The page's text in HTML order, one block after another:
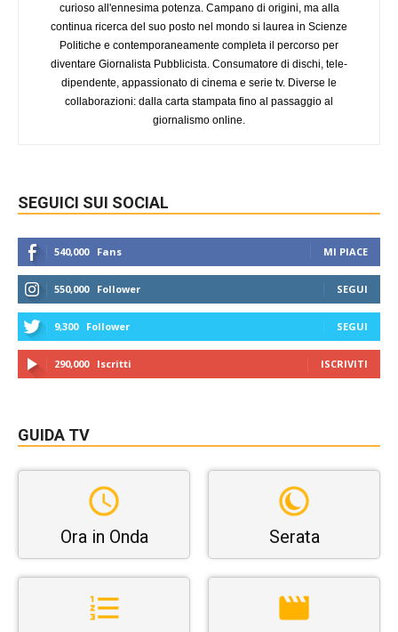
curioso all'ennesima potenza. Campano di origini, ma alla
continua ricerca del suo posto nel mondo si laurea in Scienze
Politiche e contemporaneamente completa il percorso per
diventare Giornalista Pubblicista. Consumatore di dischi, tele-
dipendente, appassionato di cinema e serie tv. Diverse le
collaborazioni: dalla carta stampata fino al passaggio al
giornalismo online.
SEGUICI SUI SOCIAL
540,000 Fans MI PIACE
550,000 Follower SEGUI
9,300 Follower SEGUI
290,000 Iscritti ISCRIVITI
GUIDA TV
Ora in Onda Serata